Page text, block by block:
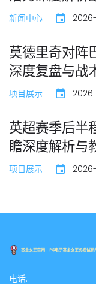
新闻中心
莫德里奇对阵
深度复盘与战
项目展示
英超赛季后半
瞻深度解析与
项目展示
电话: